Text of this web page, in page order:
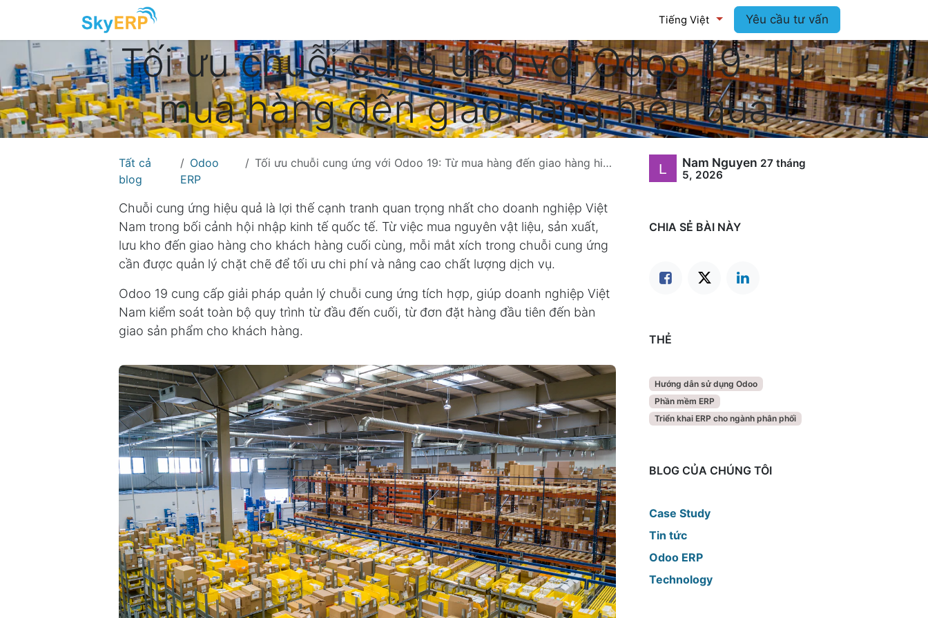
Tiếng Việt Yêu cầu tư vấn
Tối ưu chuỗi cung ứng với Odoo 19: Từ
mua hàng đến giao hàng hiệu quả
Tất cả
blog
Odoo
ERP
Tối ưu chuỗi cung ứng với Odoo 19: Từ mua hàng đến giao hàng hiệu quả
Chuỗi cung ứng hiệu quả là lợi thế cạnh tranh quan trọng nhất cho doanh nghiệp Việt
Nam trong bối cảnh hội nhập kinh tế quốc tế. Từ việc mua nguyên vật liệu, sản xuất,
lưu kho đến giao hàng cho khách hàng cuối cùng, mỗi mắt xích trong chuỗi cung ứng
cần được quản lý chặt chẽ để tối ưu chi phí và nâng cao chất lượng dịch vụ.
Odoo 19 cung cấp giải pháp quản lý chuỗi cung ứng tích hợp, giúp doanh nghiệp Việt
Nam kiểm soát toàn bộ quy trình từ đầu đến cuối, từ đơn đặt hàng đầu tiên đến bàn
giao sản phẩm cho khách hàng.
Nam Nguyen 27 tháng
5, 2026
CHIA SẺ BÀI NÀY
THẺ
Hướng dẫn sử dụng Odoo
Phần mềm ERP
Triển khai ERP cho ngành phân phối
BLOG CỦA CHÚNG TÔI
Case Study
Tin tức
Odoo ERP
Technology